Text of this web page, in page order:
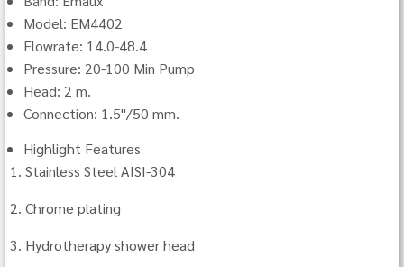
Model: EM4402
Flowrate: 14.0-48.4
Pressure: 20-100 Min Pump
Head: 2 m.
Connection: 1.5"/50 mm.
Highlight Features
1. Stainless Steel AISI-304
2. Chrome plating
3. Hydrotherapy shower head